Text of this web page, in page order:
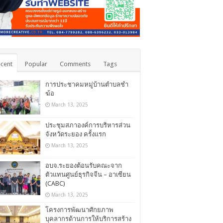
Popular Comments Tags
การประชาคมหมู่บ้านตำบลชำ
ฆ้อ
March 13, 2025
ประชุมสภาองค์การบริหารส่วน
จังหวัดระยอง ครั้งแรก
March 13, 2025
อบจ.ระยองต้อนรับคณะจาก
ตัวแทนศูนย์ธุรกิจจีน – อาเซียน
(CABC)
March 13, 2025
โครงการพัฒนาศักยภาพ
บุคลากรด้านการให้บริการสร้าง